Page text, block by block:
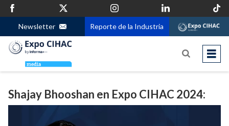
Newsletter Reporte de la Industria
Shajay Bhooshan en Expo CIHAC 2024: